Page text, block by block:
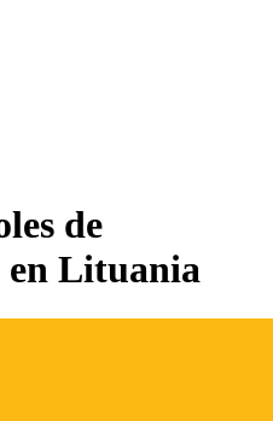
de
Lituania